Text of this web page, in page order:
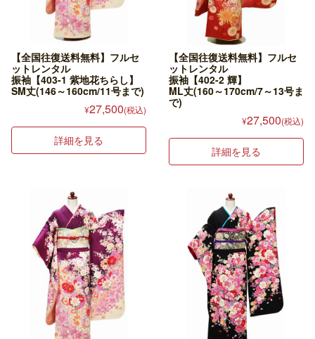
【全国往復送料無料】フルセ
ットレンタル
振袖【403-1 紫地花ちらし】
SM丈(146～160cm/11号まで)
¥27,500(税込)
詳細を見る
【全国往復送料無料】フルセ
ットレンタル
振袖【402-2 輝】
ML丈(160～170cm/7～13号ま
で)
¥27,500(税込)
詳細を見る